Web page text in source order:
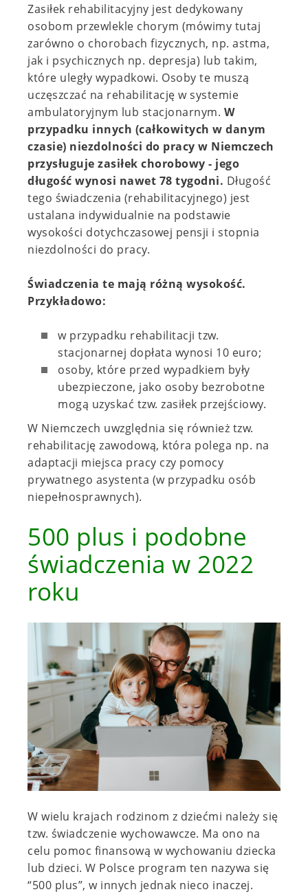
Zasiłek rehabilitacyjny jest dedykowany
osobom przewlekle chorym (mówimy tutaj
zarówno o chorobach fizycznych, np. astma,
jak i psychicznych np. depresja) lub takim,
które uległy wypadkowi. Osoby te muszą
uczęszczać na rehabilitację w systemie
ambulatoryjnym lub stacjonarnym. W
przypadku innych (całkowitych w danym
czasie) niezdolności do pracy w Niemczech
przysługuje zasiłek chorobowy - jego
długość wynosi nawet 78 tygodni. Długość
tego świadczenia (rehabilitacyjnego) jest
ustalana indywidualnie na podstawie
wysokości dotychczasowej pensji i stopnia
niezdolności do pracy.
Świadczenia te mają różną wysokość.
Przykładowo:
w przypadku rehabilitacji tzw.
stacjonarnej dopłata wynosi 10 euro;
osoby, które przed wypadkiem były
ubezpieczone, jako osoby bezrobotne
mogą uzyskać tzw. zasiłek przejściowy.
W Niemczech uwzględnia się również tzw.
rehabilitację zawodową, która polega np. na
adaptacji miejsca pracy czy pomocy
prywatnego asystenta (w przypadku osób
niepełnosprawnych).
500 plus i podobne
świadczenia w 2022
roku
W wielu krajach rodzinom z dziećmi należy się
tzw. świadczenie wychowawcze. Ma ono na
celu pomoc finansową w wychowaniu dziecka
lub dzieci. W Polsce program ten nazywa się
“500 plus”, w innych jednak nieco inaczej.